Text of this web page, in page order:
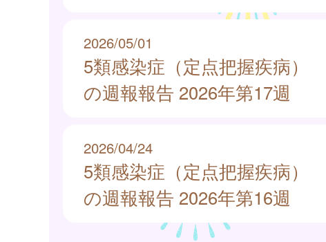
2026/05/01
5類感染症（定点把握疾病）
の週報報告 2026年第17週
2026/04/24
5類感染症（定点把握疾病）
の週報報告 2026年第16週